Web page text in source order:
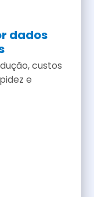
dados
custos
e